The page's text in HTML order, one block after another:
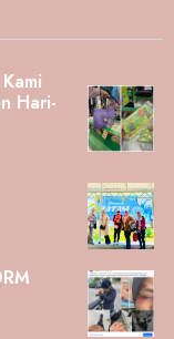
Hari-